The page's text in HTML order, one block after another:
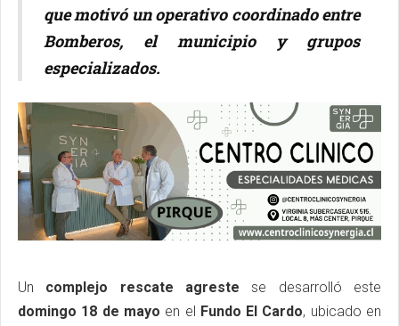
que motivó un operativo coordinado entre
Bomberos, el municipio y grupos
especializados.
Un complejo rescate agreste se desarrolló este
domingo 18 de mayo en el Fundo El Cardo, ubicado en